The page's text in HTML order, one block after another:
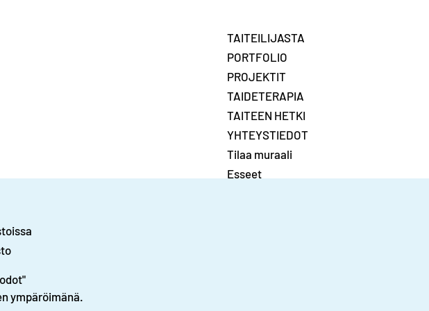
TAITEILIJASTA
PORTFOLIO
PROJEKTIT
TAIDETERAPIA
TAITEEN HETKI
YHTEYSTIEDOT
Tilaa muraali
Esseet
ympäröimänä.